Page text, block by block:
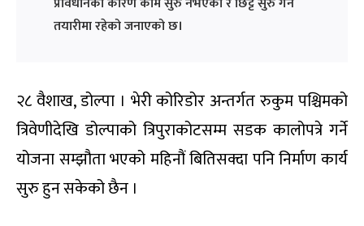
तयारीमा रहेको जनाएको छ।
२८ वैशाख, डोल्पा । भेरी कोरिडोर अन्तर्गत रुकुम पश्चिमको
त्रिवेणीदेखि डोल्पाको त्रिपुराकोटसम्म सडक कालोपत्रे गर्ने
योजना सम्झौता भएको महिनौं बितिसक्दा पनि निर्माण कार्य
सुरु हुन सकेको छैन ।